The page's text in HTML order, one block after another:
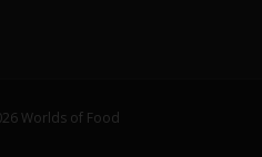
Worlds of Food